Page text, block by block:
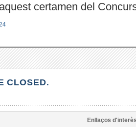
certamen del
CLOSED.
Enllaços